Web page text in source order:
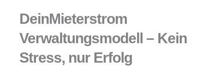
DeinMieterstrom
Verwaltungsmodell – Kein
Stress, nur Erfolg